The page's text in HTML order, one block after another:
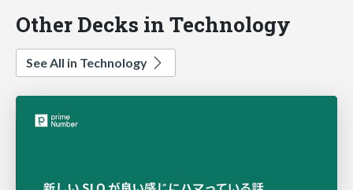
Other Decks in Technology
See All in Technology